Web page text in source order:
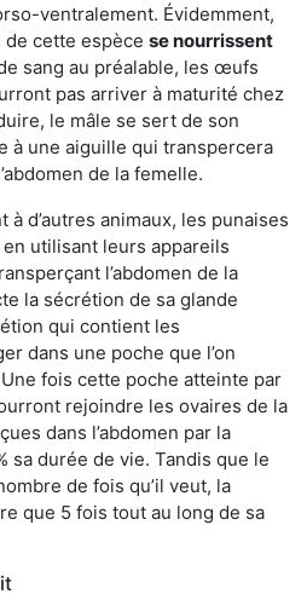
ventralement. Évidemment,
de cette espèce se nourrissent
sang au préalable, les œufs
pas arriver à maturité chez
le mâle se sert de son
à une aiguille qui transpercera
de la femelle.
d’autres animaux, les punaises
utilisant leurs appareils
l’abdomen de la
la sécrétion de sa glande
qui contient les
dans une poche que l’on
fois cette poche atteinte par
rejoindre les ovaires de la
dans l’abdomen par la
sa durée de vie. Tandis que le
de fois qu’il veut, la
que 5 fois tout au long de sa